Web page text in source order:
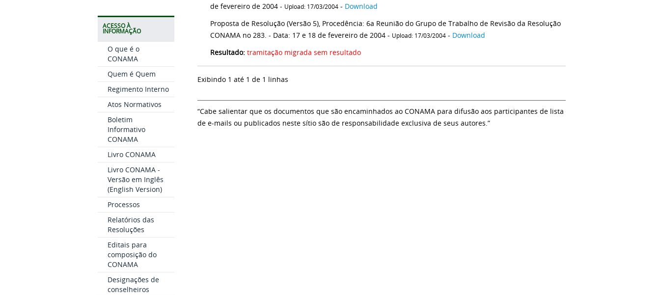
ACESSO À
INFORMAÇÃO
O que é o
CONAMA
Quem é Quem
Regimento Interno
Atos Normativos
Boletim
Informativo
CONAMA
Livro CONAMA
Livro CONAMA -
Versão em Inglês
(English Version)
Processos
Relatórios das
Resoluções
Editais para
composição do
CONAMA
Designações de
conselheiros
de fevereiro de 2004 - Upload: 17/03/2004 - Download
Proposta de Resolução (Versão 5), Procedência: 6a Reunião do Grupo de Trabalho de Revisão da Resolução
CONAMA no 283. - Data: 17 e 18 de fevereiro de 2004 - Upload: 17/03/2004 - Download
Resultado: tramitação migrada sem resultado
Exibindo 1 até 1 de 1 linhas
“Cabe salientar que os documentos que são encaminhados ao CONAMA para difusão aos participantes de lista
de e-mails ou publicados neste sítio são de responsabilidade exclusiva de seus autores.”